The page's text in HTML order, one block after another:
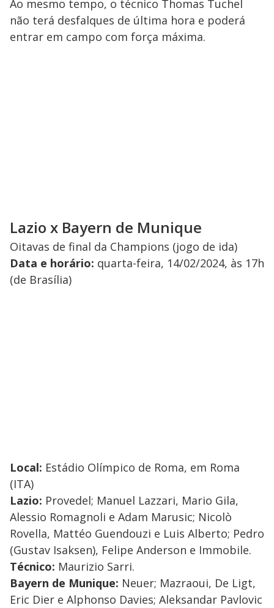
Ao mesmo tempo, o técnico Thomas Tuchel
não terá desfalques de última hora e poderá
entrar em campo com força máxima.
Lazio x Bayern de Munique
Oitavas de final da Champions (jogo de ida)
Data e horário: quarta-feira, 14/02/2024, às 17h
(de Brasília)
Local: Estádio Olímpico de Roma, em Roma
(ITA)
Lazio: Provedel; Manuel Lazzari, Mario Gila,
Alessio Romagnoli e Adam Marusic; Nicolò
Rovella, Mattéo Guendouzi e Luis Alberto; Pedro
(Gustav Isaksen), Felipe Anderson e Immobile.
Técnico: Maurizio Sarri.
Bayern de Munique: Neuer; Mazraoui, De Ligt,
Eric Dier e Alphonso Davies; Aleksandar Pavlovic